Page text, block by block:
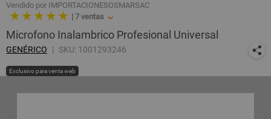
Vendido por IMPORTACIONESOSMARSAC
★ ★ ★ ★ ★ | 7 ventas
Microfono Inalambrico Profesional Universal
GENÉRICO SKU: 1001293246
Exclusivo para venta web